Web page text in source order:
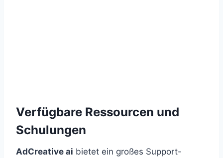
Verfügbare Ressourcen und
Schulungen
AdCreative ai bietet ein großes Support-